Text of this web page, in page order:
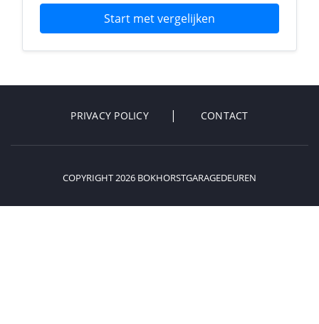
Start met vergelijken
PRIVACY POLICY CONTACT
COPYRIGHT 2026 BOKHORSTGARAGEDEUREN